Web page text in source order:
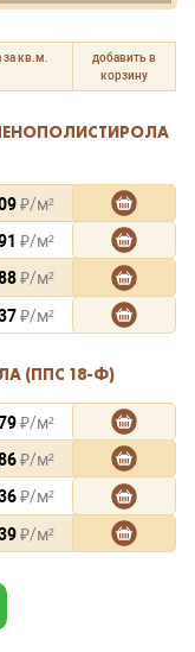
за кв.м.
добавить в
корзину
₽/м²
₽/м²
₽/м²
₽/м²
(ППС 18-Ф)
₽/м²
₽/м²
₽/м²
₽/м²